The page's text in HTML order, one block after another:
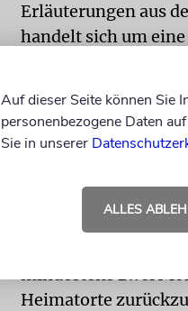
Erläuterungen aus
handelt sich um
Für das Brechen der
verhängt werden.
HEIMATORTE
mindestens zwei
Heimatorte
Auf dieser Seite können Sie
personenbezogene Daten
Sie in unserer
ALLES